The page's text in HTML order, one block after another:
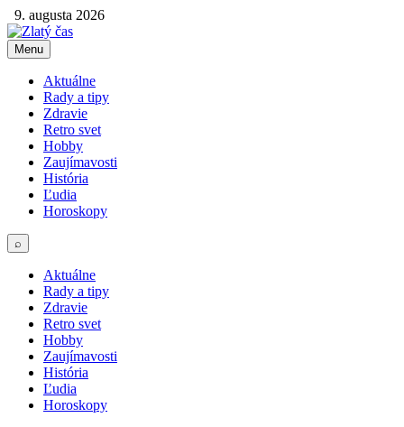
9. augusta 2026
Menu
Aktuálne
Rady a tipy
Zdravie
Retro svet
Hobby
Zaujímavosti
História
Ľudia
Horoskopy
⌕
Aktuálne
Rady a tipy
Zdravie
Retro svet
Hobby
Zaujímavosti
História
Ľudia
Horoskopy